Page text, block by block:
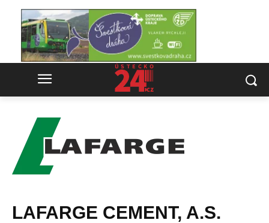
LAFARGE CEMENT, A.S.